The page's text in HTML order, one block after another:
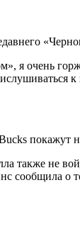
я очень
покажут
также не
сообщила